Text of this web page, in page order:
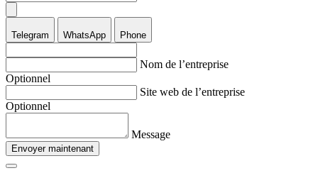
Telegram WhatsApp Phone
Nom de l’entreprise
Optionnel
Site web de l’entreprise
Optionnel
Message
Envoyer maintenant